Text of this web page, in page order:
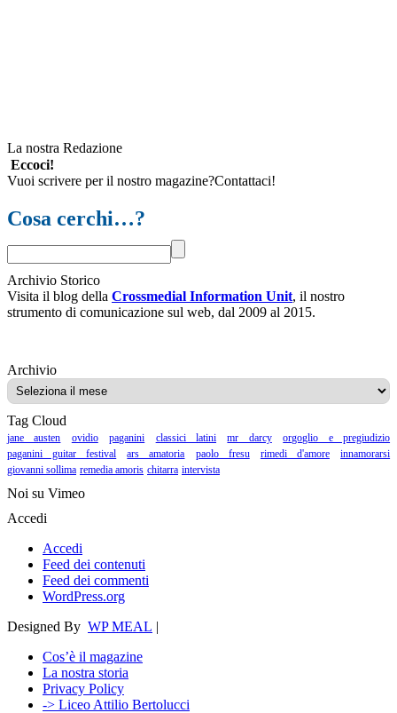
La nostra Redazione
Eccoci!
Vuoi scrivere per il nostro magazine?Contattaci!
Cosa cerchi…?
Archivio Storico
Visita il blog della Crossmedial Information Unit, il nostro
strumento di comunicazione sul web, dal 2009 al 2015.
ArchivioArchivio
Tag Cloud
jane austen ovidio paganini classici latini mr darcy
orgoglio e pregiudizio
paganini guitar festival
ars amatoria paolo fresu rimedi d'amore
innamorarsi
giovanni sollima remedia amoris chitarra intervista
Noi su Vimeo
Accedi
Accedi
Feed dei contenuti
Feed dei commenti
WordPress.org
Designed By WP MEAL |
Cos’è il magazine
La nostra storia
Privacy Policy
-> Liceo Attilio Bertolucci